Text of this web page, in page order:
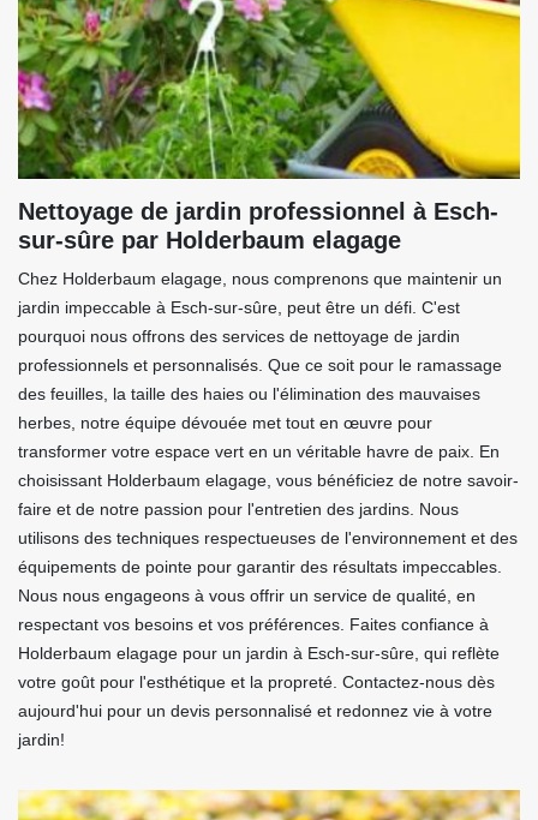
Nettoyage de jardin professionnel à Esch-
sur-sûre par Holderbaum elagage
Chez Holderbaum elagage, nous comprenons que maintenir un
jardin impeccable à Esch-sur-sûre, peut être un défi. C'est
pourquoi nous offrons des services de nettoyage de jardin
professionnels et personnalisés. Que ce soit pour le ramassage
des feuilles, la taille des haies ou l'élimination des mauvaises
herbes, notre équipe dévouée met tout en œuvre pour
transformer votre espace vert en un véritable havre de paix. En
choisissant Holderbaum elagage, vous bénéficiez de notre savoir-
faire et de notre passion pour l'entretien des jardins. Nous
utilisons des techniques respectueuses de l'environnement et des
équipements de pointe pour garantir des résultats impeccables.
Nous nous engageons à vous offrir un service de qualité, en
respectant vos besoins et vos préférences. Faites confiance à
Holderbaum elagage pour un jardin à Esch-sur-sûre, qui reflète
votre goût pour l'esthétique et la propreté. Contactez-nous dès
aujourd'hui pour un devis personnalisé et redonnez vie à votre
jardin!